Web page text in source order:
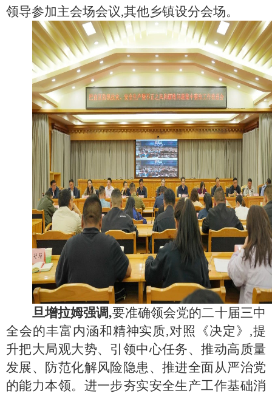
政府常务会议 双公示
领导参加主会场会议,其他乡镇设分会场。
旦增拉姆强调,要准确领会党的二十届三中
全会的丰富内涵和精神实质,对照《决定》,提
升把大局观大势、引领中心任务、推动高质量
发展、防范化解风险隐患、推进全面从严治党
的能力本领。进一步夯实安全生产工作基础消